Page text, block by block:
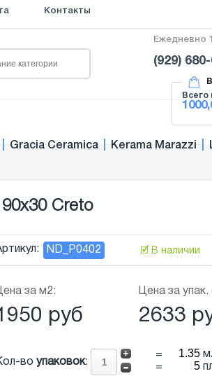
Контакты
Ежедневно
(929)
Всего
Gracia Ceramica Kerama Marazzi
90x30 Creto
ND_P0402 🗹 В наличии
за м2:
руб
Цена за упак.
2633
во упаковок:
=
=